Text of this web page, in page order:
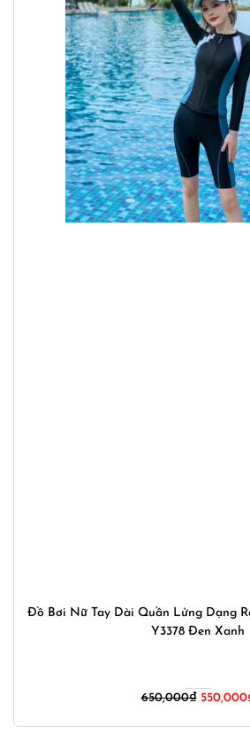
Đồ Bơi Nữ Tay Dài Quần Lửng Dạng
Y3378 Đen Xanh
650,000₫ Giá
550,000